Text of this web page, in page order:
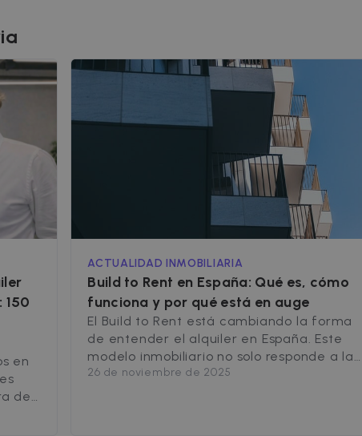
150
en
de
ACTUALIDAD INMOBILIARIA
Build to Rent en España: Qué es, cómo
funciona y por qué está en auge
El Build to Rent está cambiando la forma
de entender el alquiler en España. Este
modelo inmobiliario no solo responde a la
creciente demanda de vivienda en
26 de noviembre de 2025